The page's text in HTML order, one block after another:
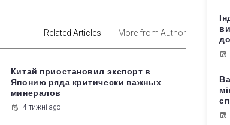
Related Articles More from Author
Китай приостановил экспорт в
Японию ряда критически важных
минералов
4 тижні ago